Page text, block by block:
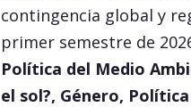
contingencia global y
primer semestre de
Política del Medio
el sol?, Género,